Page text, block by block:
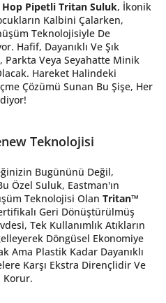
Hop Pipetli Tritan Suluk, İkonik
Kalbini Çalarken,
Teknolojisiyle De
Hafif, Dayanıklı Ve Şık
Parkta Veya Seyahatte Minik
Hareket Halindeki
Çözümü Sunan Bu Şişe, Her
Teknolojisi
Bugününü Değil,
Özel Suluk, Eastman'ın
Teknolojisi Olan Tritan™
Geri Dönüştürülmüş
Tek Kullanımlık Atıkların
Döngüsel Ekonomiye
Ama Plastik Kadar Dayanıklı
Karşı Ekstra Dirençlidir Ve
Korur.